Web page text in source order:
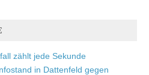
zählt jede Sekunde
in Dattenfeld gegen